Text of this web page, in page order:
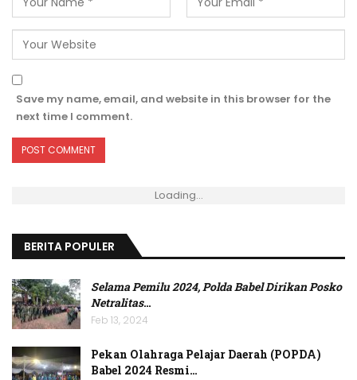
Save my name, email, and website in this browser for the
next time I comment.
Loading...
BERITA POPULER
Selama Pemilu 2024, Polda Babel Dirikan Posko
Netralitas…
Feb 13, 2024
Pekan Olahraga Pelajar Daerah (POPDA)
Babel 2024 Resmi…